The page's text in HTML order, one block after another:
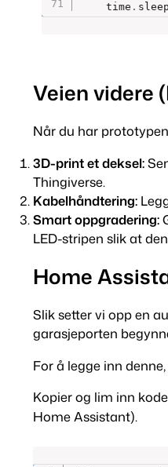
    time
. sleep
Veien videre
Når du har
3D-print et deksel:
Thingiverse.
Kabelhåndtering:
Smart oppgradering:
LED-stripen slik at
Home
Slik setter vi opp en
garasjeporten
For å legge inn
Kopier og lim inn
Home Assistant).